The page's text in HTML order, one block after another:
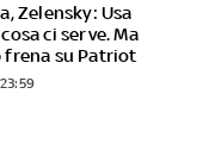
Zelensky: Usa
ci serve. Ma
frena su Patriot